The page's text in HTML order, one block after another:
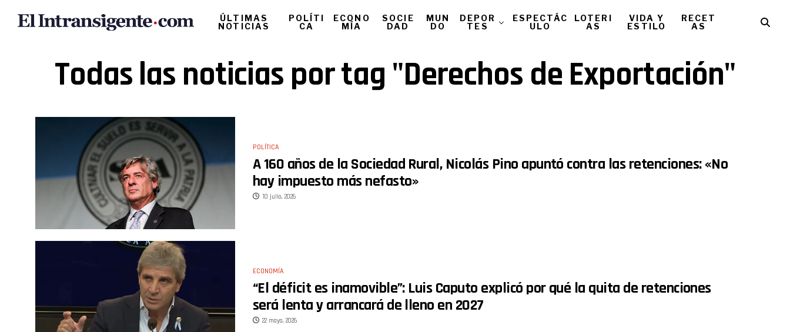
ÚLTIMAS
NOTICIAS
POLÍTI
CA
ECONO
MÍA
SOCIE
DAD
MUN
DO
DEPOR
TES
ESPECTÁC
ULO
LOTERI
AS
VIDA Y
ESTILO
RECET
AS
Todas las noticias por tag "Derechos de Exportación"
POLÍTICA
A 160 años de la Sociedad Rural, Nicolás Pino apuntó contra las retenciones: «No
hay impuesto más nefasto»
10 julio, 2026
ECONOMÍA
“El déficit es inamovible”: Luis Caputo explicó por qué la quita de retenciones
será lenta y arrancará de lleno en 2027
22 mayo, 2026